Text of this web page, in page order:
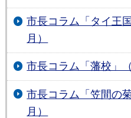
市長コラム「タイ王
月）
市長コラム「藩校」
市長コラム「笠間の
月）